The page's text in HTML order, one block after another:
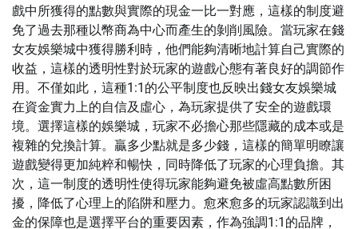
戲中所獲得的點數與實際的現金一比一對應，這樣的制度避
免了過去那種以幣商為中心而產生的剝削風險。當玩家在錢
女友娛樂城中獲得勝利時，他們能夠清晰地計算自己實際的
收益，這樣的透明性對於玩家的遊戲心態有著良好的調節作
用。不僅如此，這種1:1的公平制度也反映出錢女友娛樂城
在資金實力上的自信及虛心，為玩家提供了安全的遊戲環
境。選擇這樣的娛樂城，玩家不必擔心那些隱藏的成本或是
複雜的兌換計算。贏多少點就是多少錢，這樣的簡單明瞭讓
遊戲變得更加純粹和暢快，同時降低了玩家的心理負擔。其
次，這一制度的透明性使得玩家能夠避免被虛高點數所困
擾，降低了心理上的陷阱和壓力。愈來愈多的玩家認識到出
金的保障也是選擇平台的重要因素，作為強調1:1的品牌，